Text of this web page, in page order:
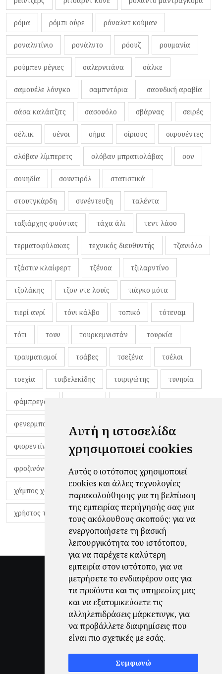
Αυτή η ιστοσελίδα
χρησιμοποιεί cookies
Αυτός ο ιστότοπος χρησιμοποιεί
cookies και άλλες τεχνολογίες
παρακολούθησης για τη βελτίωση
της εμπειρίας περιήγησής σας για
τους ακόλουθους σκοπούς: για να
ενεργοποιήσετε τη βασική
λειτουργικότητα του ιστότοπου,
για να παρέχετε καλύτερη
εμπειρία στον ιστότοπο,για να
μετρήσετε το ενδιαφέρον σας για
τα προϊόντα και τις υπηρεσίες μας
και να εξατομικεύσετε τις
αλληλεπιδράσεις μάρκετινγκ,για
να προβάλλετε διαφημίσεις που
είναι πιο σχετικές με εσάς.
Συμφωνώ
ρόμα ρόμπι ούρε ρόναλντ κούμαν
ροναλντίνιο ρονάλντο ρόουζ ρουμανία
ρούμπεν ρέγιες σαλερνιτάνα σάλκε
σαμουέλε λόνγκο σαμπντόρια σαουδική αραβία
σάσα καλάιτζιτς σασουόλο σβάρνας σειρές
σέλτικ σένσι σήμα σίριους σιφουέντες
σλόβαν λίμπερετς σλόβαν μπρατισλάβας σον
σουηδία σουντιρόλ στατιστικά
στουτγκάρδη συνέντευξη ταλέντα
ταξιάρχης φούντας τάχα άλι τεντ λάσο
τερματοφύλακας τεχνικός διευθυντής τζανιόλο
τζάστιν κλαίφερτ τζένοα τζιλαρντίνο
τζολάκης τζον ντε λουίς τιάγκο μότα
τιερί ανρί τόνι κάλβο τοπικό τότεναμ
τότι τουν τουρκεμνιστάν τουρκία
τραυματισμοί τσάβες τσεζένα τσέλσι
τσεχία τσιβελεκίδης τσιριγώτης τυνησία
φάμπρεγας
φενερμπαχτσέ φερνάντο τόρες φίλαθλοι
φιορεντίνα φιρμίνο φρανκ ντε μπουρ
φροζινόνε φωκικός χαβίτο
χάμπος χαραλάμπους χάρι πότερ
χρήστος τζόλης